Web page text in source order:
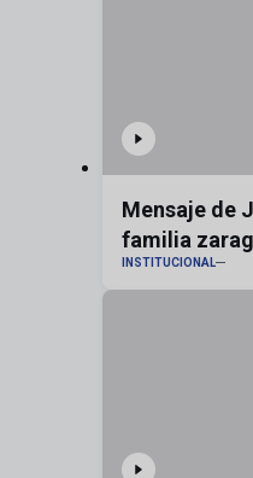
Mensaje de
familia
INSTITUCIONAL